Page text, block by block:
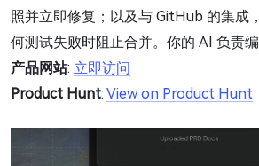
照并立即修复；以及与 GitHub 的集成
何测试失败时阻止合并。你的 AI 负责
产品网站: 立即访问
Product Hunt: View on Product Hunt